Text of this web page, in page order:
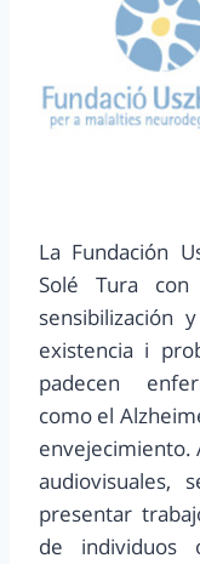
La Fundación
Solé Tura
sensibilización
existencia i
padecen
como el
envejecimiento.
audiovisuales,
presentar
de individuos